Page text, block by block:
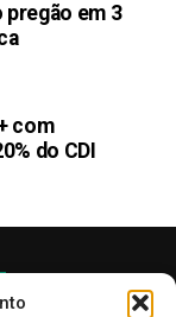
pregão em 3
com
do CDI